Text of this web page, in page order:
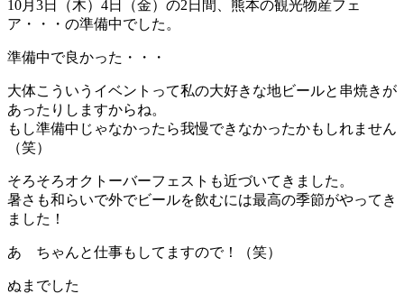
10月3日（木）4日（金）の2日間、熊本の観光物産フェ
ア・・・の準備中でした。
準備中で良かった・・・
大体こういうイベントって私の大好きな地ビールと串焼きが
あったりしますからね。
もし準備中じゃなかったら我慢できなかったかもしれません
（笑）
そろそろオクトーバーフェストも近づいてきました。
暑さも和らいで外でビールを飲むには最高の季節がやってき
ました！
あ ちゃんと仕事もしてますので！（笑）
ぬまでした